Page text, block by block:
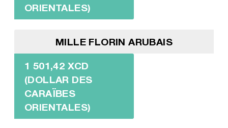
ORIENTALES)
MILLE FLORIN ARUBAIS
1 501,42 XCD
(DOLLAR DES
CARAÏBES
ORIENTALES)